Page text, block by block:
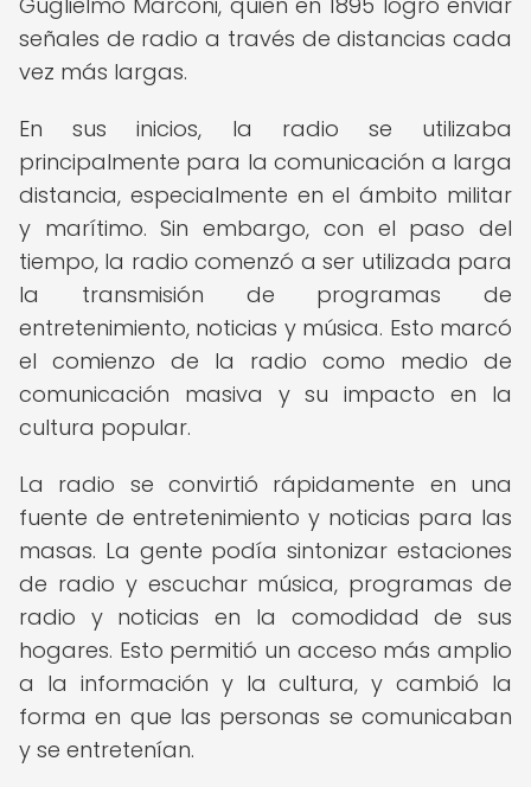
señales de radio a través de distancias cada
vez más largas.
En sus inicios, la radio se utilizaba
principalmente para la comunicación a larga
distancia, especialmente en el ámbito militar
y marítimo. Sin embargo, con el paso del
tiempo, la radio comenzó a ser utilizada para
la transmisión de programas de
entretenimiento, noticias y música. Esto marcó
el comienzo de la radio como medio de
comunicación masiva y su impacto en la
cultura popular.
La radio se convirtió rápidamente en una
fuente de entretenimiento y noticias para las
masas. La gente podía sintonizar estaciones
de radio y escuchar música, programas de
radio y noticias en la comodidad de sus
hogares. Esto permitió un acceso más amplio
a la información y la cultura, y cambió la
forma en que las personas se comunicaban
y se entretenían.